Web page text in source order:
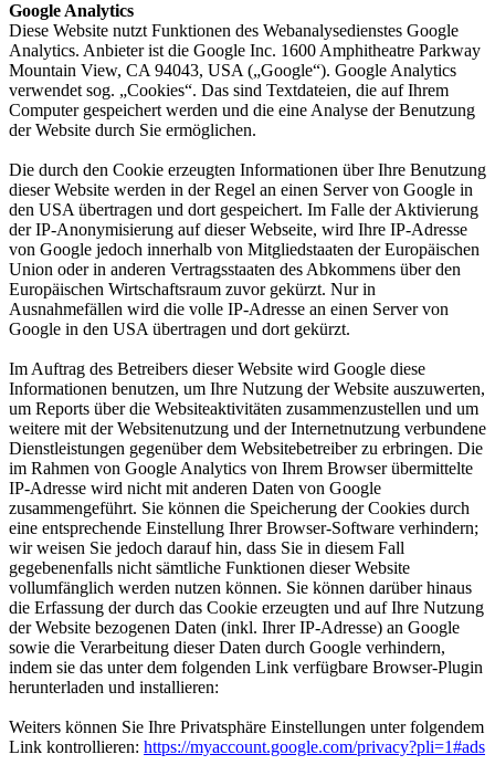
Google Analytics
Diese Website nutzt Funktionen des Webanalysedienstes Google
Analytics. Anbieter ist die Google Inc. 1600 Amphitheatre Parkway
Mountain View, CA 94043, USA („Google“). Google Analytics
verwendet sog. „Cookies“. Das sind Textdateien, die auf Ihrem
Computer gespeichert werden und die eine Analyse der Benutzung
der Website durch Sie ermöglichen.
Die durch den Cookie erzeugten Informationen über Ihre Benutzung
dieser Website werden in der Regel an einen Server von Google in
den USA übertragen und dort gespeichert. Im Falle der Aktivierung
der IP-Anonymisierung auf dieser Webseite, wird Ihre IP-Adresse
von Google jedoch innerhalb von Mitgliedstaaten der Europäischen
Union oder in anderen Vertragsstaaten des Abkommens über den
Europäischen Wirtschaftsraum zuvor gekürzt. Nur in
Ausnahmefällen wird die volle IP-Adresse an einen Server von
Google in den USA übertragen und dort gekürzt.
Im Auftrag des Betreibers dieser Website wird Google diese
Informationen benutzen, um Ihre Nutzung der Website auszuwerten,
um Reports über die Websiteaktivitäten zusammenzustellen und um
weitere mit der Websitenutzung und der Internetnutzung verbundene
Dienstleistungen gegenüber dem Websitebetreiber zu erbringen. Die
im Rahmen von Google Analytics von Ihrem Browser übermittelte
IP-Adresse wird nicht mit anderen Daten von Google
zusammengeführt. Sie können die Speicherung der Cookies durch
eine entsprechende Einstellung Ihrer Browser-Software verhindern;
wir weisen Sie jedoch darauf hin, dass Sie in diesem Fall
gegebenenfalls nicht sämtliche Funktionen dieser Website
vollumfänglich werden nutzen können. Sie können darüber hinaus
die Erfassung der durch das Cookie erzeugten und auf Ihre Nutzung
der Website bezogenen Daten (inkl. Ihrer IP-Adresse) an Google
sowie die Verarbeitung dieser Daten durch Google verhindern,
indem sie das unter dem folgenden Link verfügbare Browser-Plugin
herunterladen und installieren:
Weiters können Sie Ihre Privatsphäre Einstellungen unter folgendem
Link kontrollieren: https://myaccount.google.com/privacy?pli=1#ads